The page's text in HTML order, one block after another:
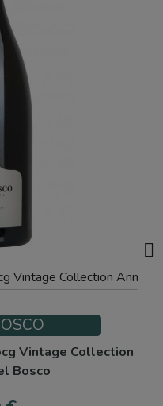

Vintage Collection
Bosco